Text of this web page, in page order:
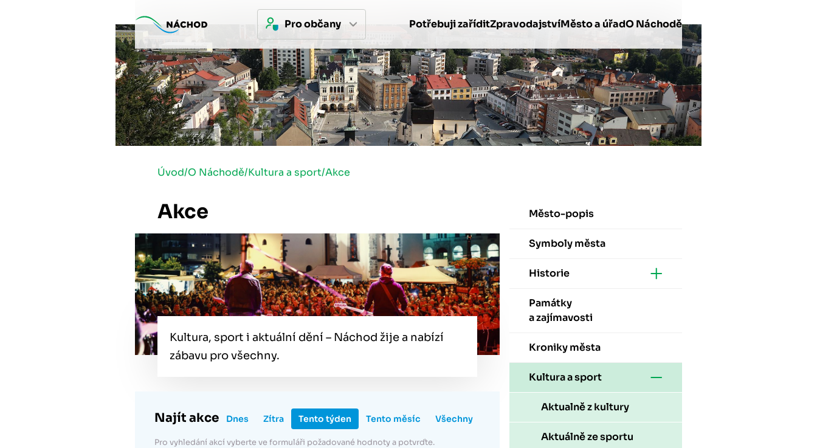
Pro občany Potřebuji zaříditZpravodajstvíMěsto a úřadO Náchodě
Úvod/O Náchodě/Kultura a sport/Akce
Akce
Kultura, sport i aktuální dění – Náchod žije a nabízí
zábavu pro všechny.
Najít akce Dnes Zítra Tento týden Tento měsíc Všechny
Pro vyhledání akcí vyberte ve formuláři požadované hodnoty a potvrďte.
Město-popis
Symboly města
Historie
Památky
a zajímavosti
Kroniky města
Kultura a sport
Aktualně z kultury
Aktuálně ze sportu